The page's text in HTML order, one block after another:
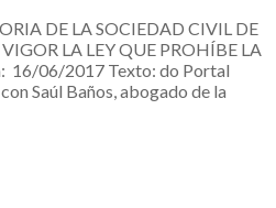
DE LA SOCIEDAD CIVIL DE
LA LEY QUE PROHÍBE LA
16/06/2017 Texto: do Portal
Saúl Baños, abogado de la